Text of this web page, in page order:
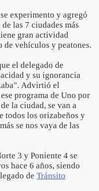
experimento y agregó
las 7 ciudades más
gran actividad
vehículos y peatones.
el delegado de
y su ignorancia
Advirtió el
programa de Uno por
la ciudad, se van a
todos los orizabeños y
se nos vaya de las
3 y Poniente 4 se
hace 6 años, siendo
de Tránsito